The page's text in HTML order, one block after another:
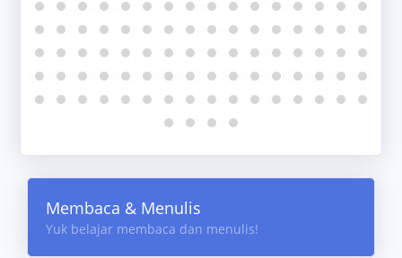
Membaca & Menulis
Yuk belajar membaca dan menulis!